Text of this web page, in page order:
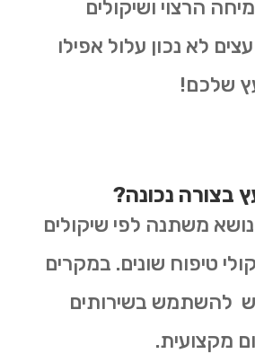
הרצוי ושיקולים
לא נכון עלול אפילו
שלכם!
בצורה נכונה?
נושא משתנה לפי שיקולים
טיפוח שונים. במקרים
להשתמש בשירותים
מקצועית.